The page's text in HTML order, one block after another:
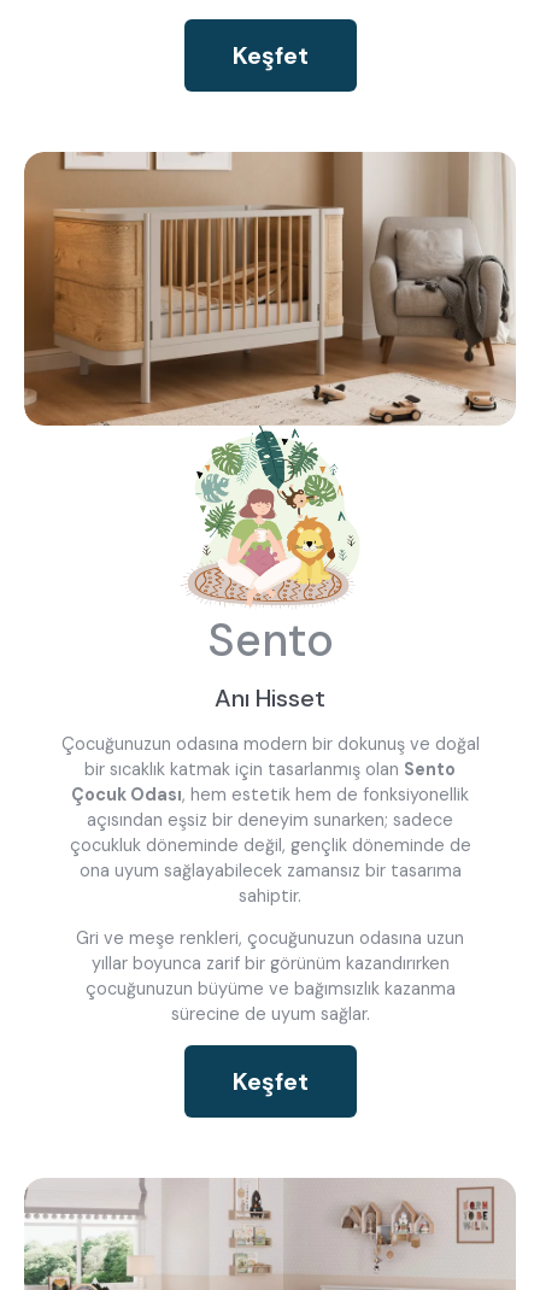
ne aramıştınız?
Keşfet
Sento
Anı Hisset
Çocuğunuzun odasına modern bir dokunuş ve doğal
bir sıcaklık katmak için tasarlanmış olan Sento
Çocuk Odası, hem estetik hem de fonksiyonellik
açısından eşsiz bir deneyim sunarken; sadece
çocukluk döneminde değil, gençlik döneminde de
ona uyum sağlayabilecek zamansız bir tasarıma
sahiptir.
Gri ve meşe renkleri, çocuğunuzun odasına uzun
yıllar boyunca zarif bir görünüm kazandırırken
çocuğunuzun büyüme ve bağımsızlık kazanma
sürecine de uyum sağlar.
Keşfet